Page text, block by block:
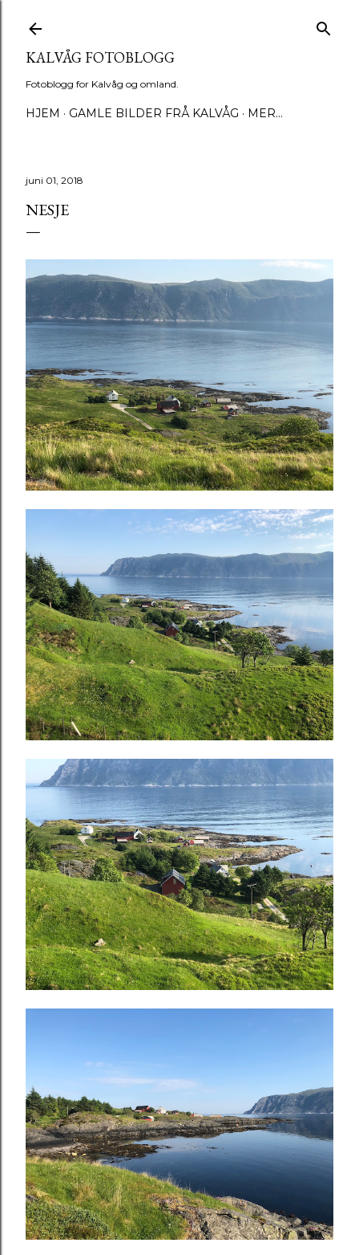
KALVÅG FOTOBLOGG
Fotoblogg for Kalvåg og omland.
HJEM GAMLE BILDER FRÅ KALVÅG MER…
juni 01, 2018
NESJE